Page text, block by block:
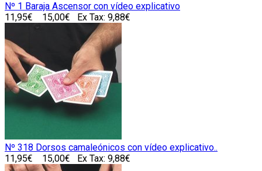
Nº 1 Baraja Ascensor con vídeo explicativo
11,95€
15,00€ Ex Tax: 9,88€
Nº 318 Dorsos camaleónicos con vídeo explicativo..
11,95€
15,00€ Ex Tax: 9,88€